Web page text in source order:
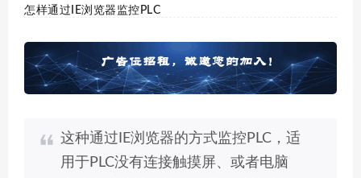
怎样通过IE浏览器监控PLC
这种通过IE浏览器的方式监控PLC，适
用于PLC没有连接触摸屏、或者电脑